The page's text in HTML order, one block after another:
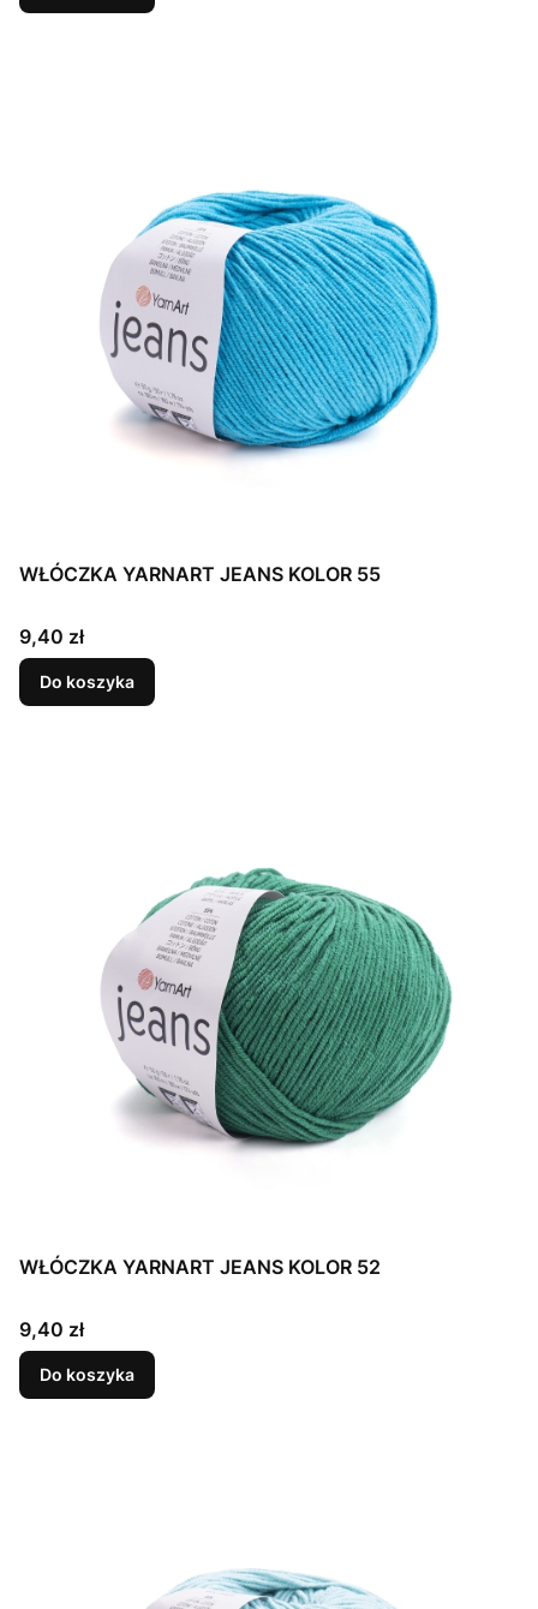
WŁÓCZKA YARNART JEANS KOLOR 55
Cena
9,40 zł
Do koszyka
WŁÓCZKA YARNART JEANS KOLOR 52
Cena
9,40 zł
Do koszyka